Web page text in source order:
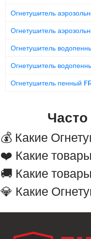
Огнетушитель
Огнетушитель
Огнетушитель
Огнетушитель
Огнетушитель пенный
💰 Какие
❤️ Какие
🚚 Какие
💎 Какие